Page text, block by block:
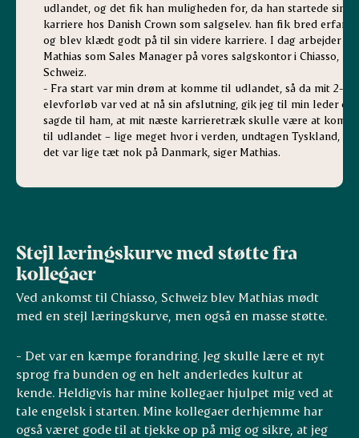
udlandet, og det fik han muligheden for, da han startede sin
karriere hos Danish Crown som salgselev. han fik bred
og blev klædt godt på til sin videre karriere. I dag arbejder
Mathias som Sales Manager på vores salgskontor i Chiasso,
Schweiz.
- Fra start var min drøm at komme til udlandet, så da mit 2-
elevforløb var ved at nå sin afslutning, gik jeg til min leder og
sagde til ham, at mit næste karrieretræk skulle være at
til udlandet – lige meget hvor i verden, undtagen Tyskland, da
det var lige tæt nok på Danmark, siger Mathias.
Stejl læringskurve med støtte fra
kollegaer
Ved ankomst til Chiasso, Schweiz blev Mathias mødt
med en stejl læringskurve, men også en masse støtte.
- Det var en kæmpe forandring. Jeg skulle lære et nyt
sprog fra bunden og en helt anderledes kultur at
kende. Heldigvis har mine kollegaer hjulpet mig ved at
tale engelsk i starten. Mine kollegaer derhjemme har
også været gode til at tjekke op på mig og sikre, at jeg